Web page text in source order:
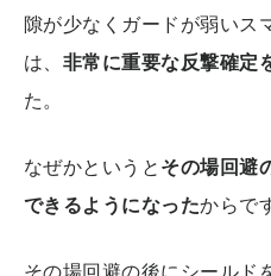
隙が少なくガードが弱いス
は、 非常に重要な反撃確定
た。
なぜかというとその場回避
できるようになったからで
その場回避の後にシールド